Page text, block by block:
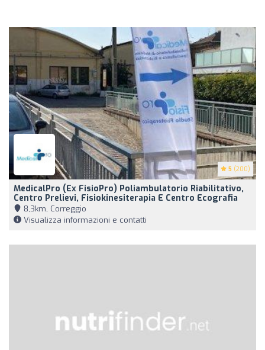
5 (200)
MedicalPro (ex FisioPro) Poliambulatorio Riabilitativo,
Centro Prelievi, Fisiokinesiterapia E Centro Ecografia
8,3km, Correggio
Visualizza informazioni e contatti